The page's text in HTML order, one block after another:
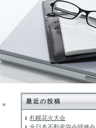
» 最近の投稿
札幌花火大会